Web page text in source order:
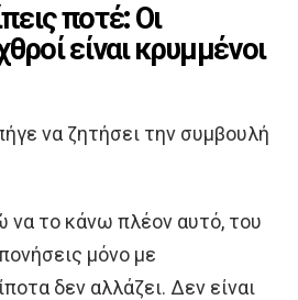
ποτέ: Οι
είναι κρυμμένοι
να ζητήσει την συμβουλή
να το κάνω πλέον αυτό, του
μόνο με
δεν αλλάζει. Δεν είναι